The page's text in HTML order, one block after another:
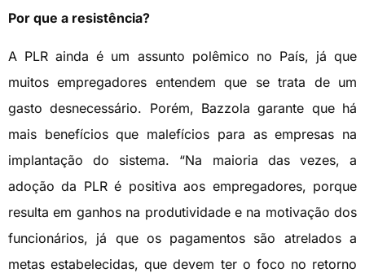
Por que a resistência?
A PLR ainda é um assunto polêmico no País, já que
muitos empregadores entendem que se trata de um
gasto desnecessário. Porém, Bazzola garante que há
mais benefícios que malefícios para as empresas na
implantação do sistema. “Na maioria das vezes, a
adoção da PLR é positiva aos empregadores, porque
resulta em ganhos na produtividade e na motivação dos
funcionários, já que os pagamentos são atrelados a
metas estabelecidas, que devem ter o foco no retorno